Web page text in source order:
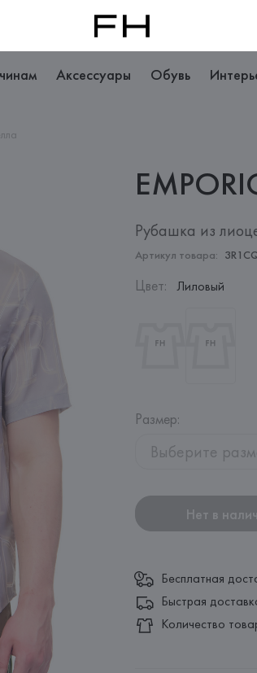
Аксессуары Обувь
Рубашка из
Артикул товара:
Цвет: Лиловый
Размер:
Выберите
Нет в
Бесплатная
Быстрая
Количество